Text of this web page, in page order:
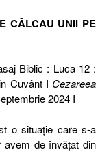
CĂLCAU UNII PE
Biblic : Luca 12 :
Cuvânt I Cezareea
2024 I
o situație care s-a
avem de învățat din